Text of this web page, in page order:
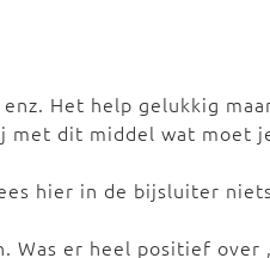
Het help gelukkig
dit middel wat moet
hier in de bijsluiter
Was er heel positief over ,